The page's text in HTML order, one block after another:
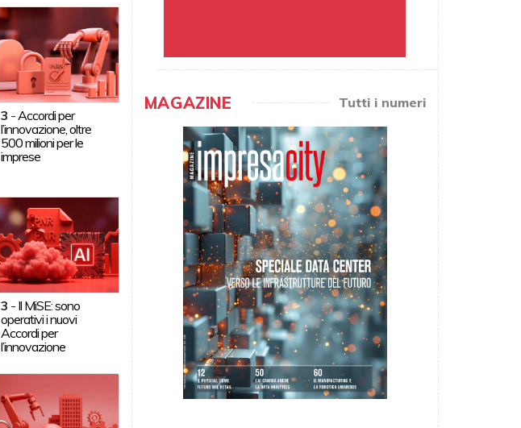
3 - Accordi per
l’innovazione, oltre
500 milioni per le
imprese
3 - Il MiSE: sono
operativi i nuovi
Accordi per
l’innovazione
MAGAZINE Tutti i numeri